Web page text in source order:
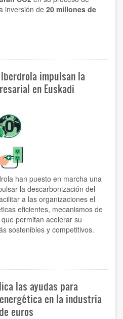
inversión de 20 millones de
impulsan la
en Euskadi
han puesto en marcha una
la descarbonización del
a las organizaciones el
eficientes, mecanismos de
permitan acelerar su
sostenibles y competitivos.
las ayudas para
en la industria
euros